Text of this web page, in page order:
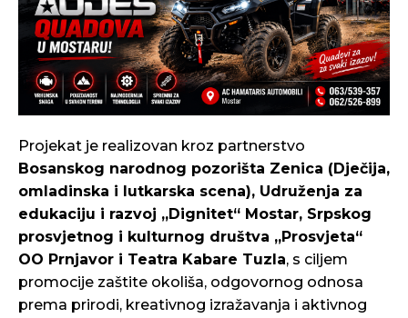
Projekat je realizovan kroz partnerstvo
Bosanskog narodnog pozorišta Zenica (Dječija,
omladinska i lutkarska scena), Udruženja za
edukaciju i razvoj „Dignitet“ Mostar, Srpskog
prosvjetnog i kulturnog društva „Prosvjeta“
OO Prnjavor i Teatra Kabare Tuzla, s ciljem
promocije zaštite okoliša, odgovornog odnosa
prema prirodi, kreativnog izražavanja i aktivnog